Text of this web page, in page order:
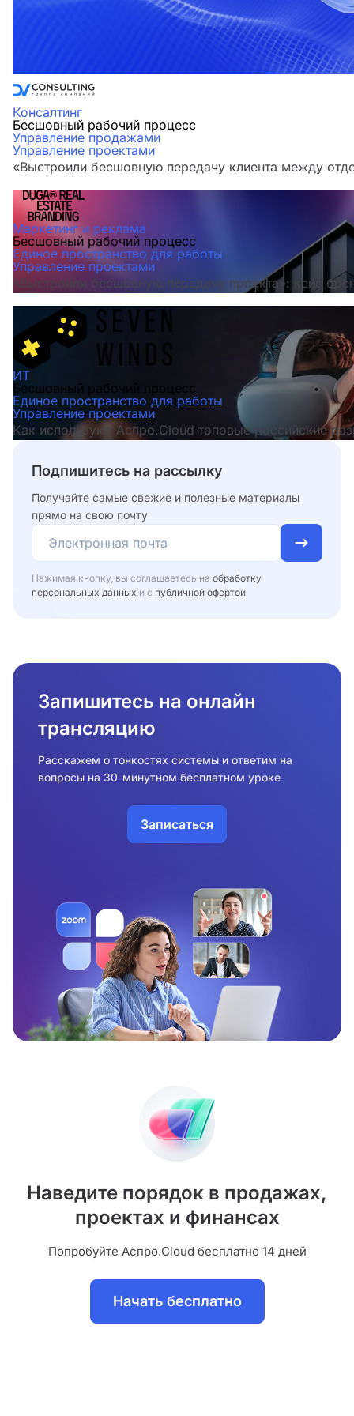
Консалтинг
Бесшовный рабочий процесс
Управление продажами
Управление проектами
«Выстроили бесшовную передачу клиента между
Маркетинг и реклама
Бесшовный рабочий процесс
Единое пространство для работы
Управление проектами
«Выстроили бесшовную передачу проекта»: кейс
ИТ
Бесшовный рабочий процесс
Единое пространство для работы
Управление проектами
Как используют Аспро.Cloud топовые российские
Подпишитесь на рассылку
Получайте самые свежие и полезные материалы
прямо на свою почту
Нажимая кнопку, вы соглашаетесь на обработку
персональных данных и с публичной офертой
Запишитесь на онлайн
трансляцию
Расскажем о тонкостях системы и ответим на
вопросы на 30-минутном бесплатном уроке
Записаться
Наведите порядок в продажах,
проектах и финансах
Попробуйте Аспро.Cloud бесплатно 14 дней
Начать бесплатно